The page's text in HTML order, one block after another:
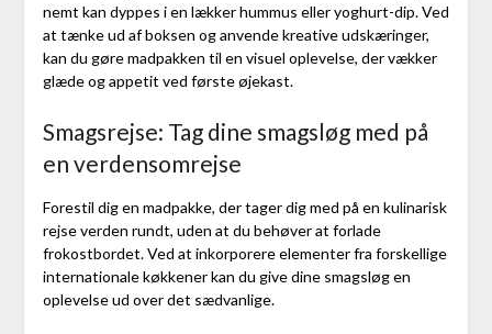
nemt kan dyppes i en lækker hummus eller yoghurt-dip. Ved
at tænke ud af boksen og anvende kreative udskæringer,
kan du gøre madpakken til en visuel oplevelse, der vækker
glæde og appetit ved første øjekast.
Smagsrejse: Tag dine smagsløg med på
en verdensomrejse
Forestil dig en madpakke, der tager dig med på en kulinarisk
rejse verden rundt, uden at du behøver at forlade
frokostbordet. Ved at inkorporere elementer fra forskellige
internationale køkkener kan du give dine smagsløg en
oplevelse ud over det sædvanlige.